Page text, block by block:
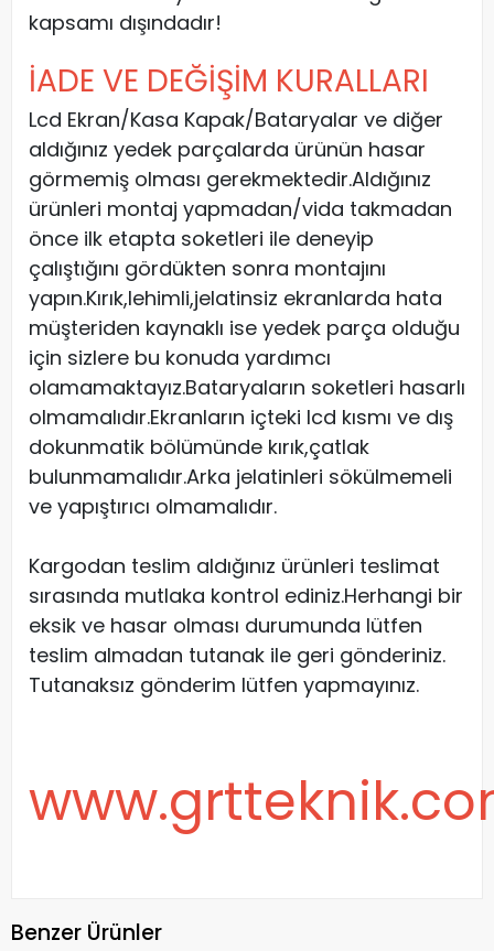
kapsamı dışındadır!
İADE VE DEĞİŞİM KURALLARI
Lcd Ekran/Kasa Kapak/Bataryalar ve diğer
aldığınız yedek parçalarda ürünün hasar
görmemiş olması gerekmektedir.Aldığınız
ürünleri montaj yapmadan/vida takmadan
önce ilk etapta soketleri ile deneyip
çalıştığını gördükten sonra montajını
yapın.Kırık,lehimli,jelatinsiz ekranlarda hata
müşteriden kaynaklı ise yedek parça olduğu
için sizlere bu konuda yardımcı
olamamaktayız.Bataryaların soketleri hasarlı
olmamalıdır.Ekranların içteki lcd kısmı ve dış
dokunmatik bölümünde kırık,çatlak
bulunmamalıdır.Arka jelatinleri sökülmemeli
ve yapıştırıcı olmamalıdır.
Kargodan teslim aldığınız ürünleri teslimat
sırasında mutlaka kontrol ediniz.Herhangi bir
eksik ve hasar olması durumunda lütfen
teslim almadan tutanak ile geri gönderiniz.
Tutanaksız gönderim lütfen yapmayınız.
Benzer Ürünler